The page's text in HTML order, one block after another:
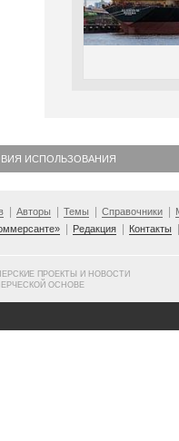
ИСПОЛЬЗОВАНИЯ
Авторы Темы Справочники
Редакция Контакты
ПРОЕКТЫ И НОВОСТИ
ОСНОВЕ